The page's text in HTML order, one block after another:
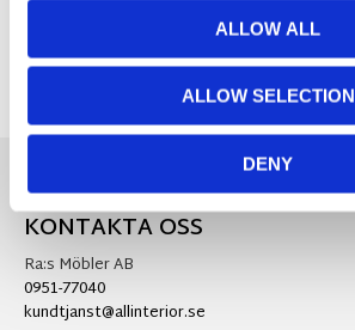
ALLOW ALL
ALLOW SELECTION
DENY
KONTAKTA OSS
Ra:s Möbler AB
0951-77040
kundtjanst@allinterior.se